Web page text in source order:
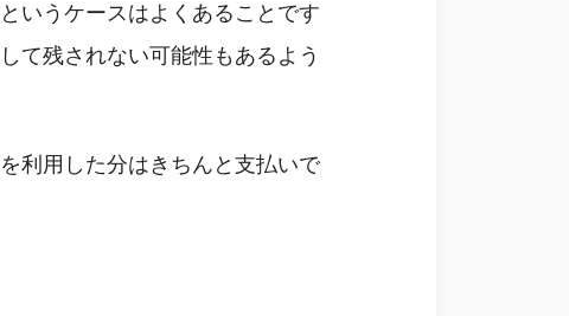
いうケースはよくあることです
て残されない可能性もあるよう
利用した分はきちんと支払いで